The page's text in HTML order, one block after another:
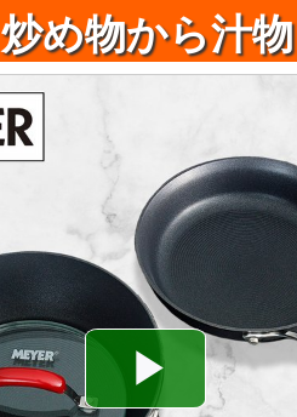
炒め物から汁